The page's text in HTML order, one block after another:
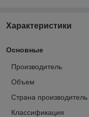
Характеристики
Основные
Производитель
Объем
Страна производитель
Классификация